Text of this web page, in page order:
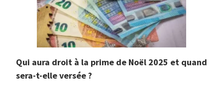
Qui aura droit à la prime de Noël 2025 et quand
sera-t-elle versée ?